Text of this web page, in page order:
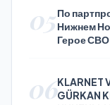
05По
Нижнем
Герое СВО
06KLARNET
GÜRKAN